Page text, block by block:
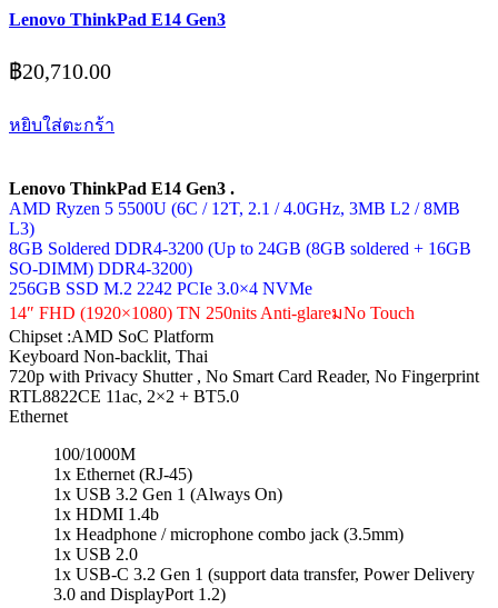
Lenovo ThinkPad E14 Gen3
฿20,710.00
หยิบใส่ตะกร้า
Lenovo ThinkPad E14 Gen3 .
AMD Ryzen 5 5500U (6C / 12T, 2.1 / 4.0GHz, 3MB L2 / 8MB
L3)
8GB Soldered DDR4-3200 (Up to 24GB (8GB soldered + 16GB
SO-DIMM) DDR4-3200)
256GB SSD M.2 2242 PCIe 3.0×4 NVMe
14″ FHD (1920×1080) TN 250nits Anti-glareมNo Touch
Chipset :AMD SoC Platform
Keyboard Non-backlit, Thai
720p with Privacy Shutter , No Smart Card Reader, No Fingerprint
RTL8822CE 11ac, 2×2 + BT5.0
Ethernet
100/1000M
1x Ethernet (RJ-45)
1x USB 3.2 Gen 1 (Always On)
1x HDMI 1.4b
1x Headphone / microphone combo jack (3.5mm)
1x USB 2.0
1x USB-C 3.2 Gen 1 (support data transfer, Power Delivery
3.0 and DisplayPort 1.2)